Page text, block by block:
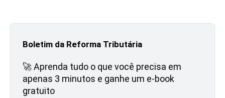
Boletim da Reforma Tributária
🚀 Aprenda tudo o que você precisa em
apenas 3 minutos e ganhe um e-book
gratuito